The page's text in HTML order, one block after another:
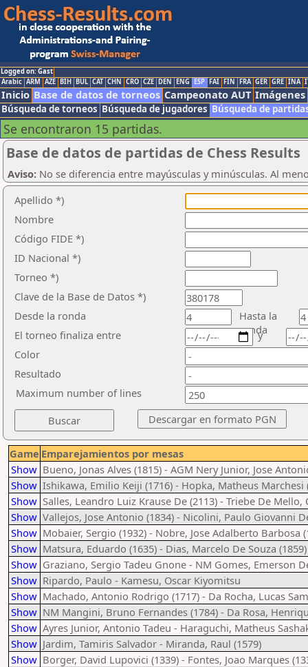
Logged on: Gast
Arabic ARM AZE BIH BUL CAT CHN CRO CZE DEN ENG ESP FAI FIN FRA GER GRE INA
Inicio Base de datos de torneos Campeonato AUT Imágenes
Búsqueda de torneos Búsqueda de jugadores Búsqueda de
Se encontraron 15 partidas.
Base de datos de partidas de Chess Results
Aviso: No se diferencia entre mayúsculas y minúsculas. Al
Apellido *)
Nombre
Código FIDE *)
ID Nacional *)
Torneo *)
Clave de la Base de Datos *)
Desde la ronda
Hasta la
ronda
El torneo finaliza entre
Color
Resultado
y
Maximum number of lines
Game Emparejamientos por mesas
Show Bueno, Jonas Alves (1815) - AGM Nery Junior, Jose
Show Ishikawa, Emilio Keiji (1716) - Hopka, Matheus Marchesi
Show Salles, Leandro Luiz Krause De (2113) - Triebe De Mello,
Show Vallejos, Jose Antonio (1834) - Nicolini, Paulo Giovanni
Show Mobaier, Sergio (1932) - Nobre, Jose Adalberto Barbosa
Show Matsura, Eduardo (1635) - Dias, Marcelo De Souza (1859)
Show Graziano, Sergio Tadeu Gnone - NM Gomes, Emerson
Show Ripardo, Paulo - Kamesu, Oscar Kiyomitsu
Show Machado, Antonio Rodrigo (1717) - Da Rocha, Lucas
Show NM Mangini, Bruno Fernandes (1784) - Da Rosa,
Show Ayres Junior, Antonio Tadeu - Haraguchi, Matheus
Show Jardim, Tamiris Salvador - Miranda, Raul (1579)
Show Borger, David Lupovici (1339) - Fontes, Joao Marques